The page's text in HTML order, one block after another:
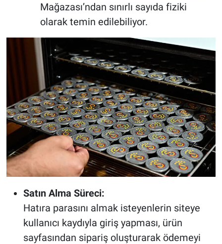
Mağazası’ndan sınırlı sayıda fiziki
olarak temin edilebiliyor.
Satın Alma Süreci:
Hatıra parasını almak isteyenlerin siteye
kullanıcı kaydıyla giriş yapması, ürün
sayfasından sipariş oluşturarak ödemeyi